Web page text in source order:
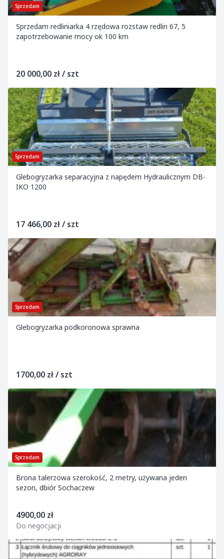
Sprzedam
Sprzedam redliniarka 4 rzędowa rozstaw redlin 67, 5
zapotrzebowanie mocy ok 100 km
20 000,00 zł / szt
Sprzedam
Glebogryzarka separacyjna z napędem Hydraulicznym DB-
IKO 1200
17 466,00 zł / szt
Sprzedam
Glebogryzarka podkoronowa sprawna
1700,00 zł / szt
Sprzedam
Brona talerzowa szerokość, 2 metry, używana jeden
sezon, dbiór Sochaczew
4900,00 zł
Do negocjacji